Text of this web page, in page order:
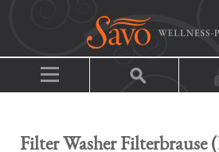
Filter Washer Filterbrause